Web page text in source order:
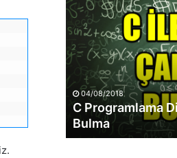
Programlama
Dilinde
Asal
Çarpan
Bulma
04/08/2018
C Programlama
Bulma